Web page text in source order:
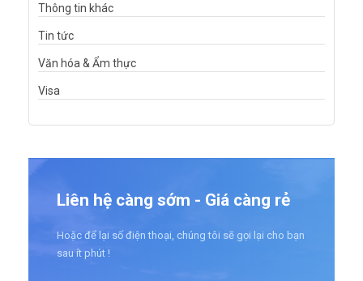
Thông tin khác
Tin tức
Văn hóa & Ẩm thực
Visa
Liên hệ càng sớm - Giá càng rẻ
Hoặc để lại số điện thoại, chúng tôi sẽ gọi lại cho bạn
sau ít phút !